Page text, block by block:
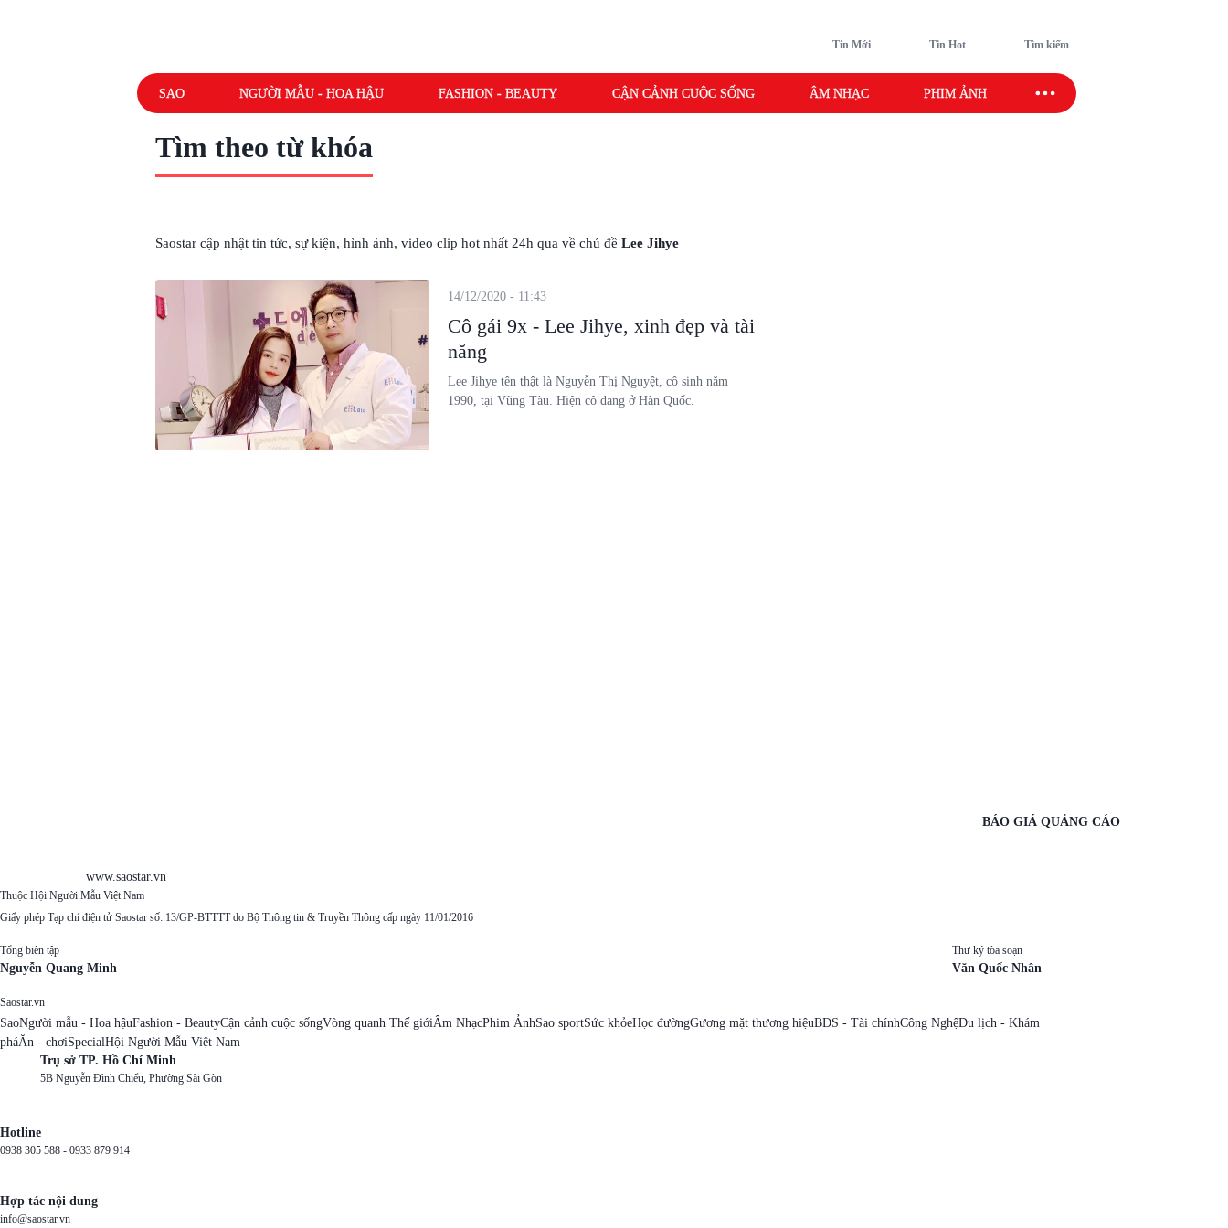
Tin Mới Tin Hot Tìm kiếm
SAO NGƯỜI MẪU - HOA HẬU FASHION - BEAUTY CẬN CẢNH CUỘC SỐNG ÂM NHẠC PHIM ẢNH SAO SPORT
Tìm theo từ khóa
Saostar cập nhật tin tức, sự kiện, hình ảnh, video clip hot nhất 24h qua về chủ đề Lee Jihye
Cô gái 9x - Lee Jihye, xinh đẹp và tài
năng
14/12/2020 - 11:43
Lee Jihye tên thật là Nguyễn Thị Nguyệt, cô sinh năm
1990, tại Vũng Tàu. Hiện cô đang ở Hàn Quốc.
www.saostar.vn
BÁO GIÁ QUẢNG CÁO
Thuộc Hội Người Mẫu Việt Nam
Giấy phép Tạp chí điện tử Saostar số: 13/GP-BTTTT do Bộ Thông tin & Truyền Thông cấp ngày 11/01/2016
Tổng biên tập
Nguyễn Quang Minh
Thư ký tòa soạn
Văn Quốc Nhân
Saostar.vn
SaoNgười mẫu - Hoa hậuFashion - BeautyCận cảnh cuộc sốngVòng quanh Thế giớiÂm NhạcPhim ẢnhSao sportSức khỏeHọc đườngGương mặt thương hiệuBĐS - Tài chínhCông NghệDu lịch - Khám
pháĂn - chơiSpecialHội Người Mẫu Việt Nam
Trụ sở TP. Hồ Chí Minh
5B Nguyễn Đình Chiểu, Phường Sài Gòn
Hotline
0938 305 588 - 0933 879 914
Hợp tác nội dung
info@saostar.vn